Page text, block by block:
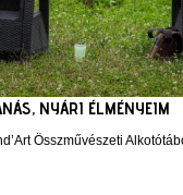
NYÁRI ÉLMÉNYEIM
Összművészeti